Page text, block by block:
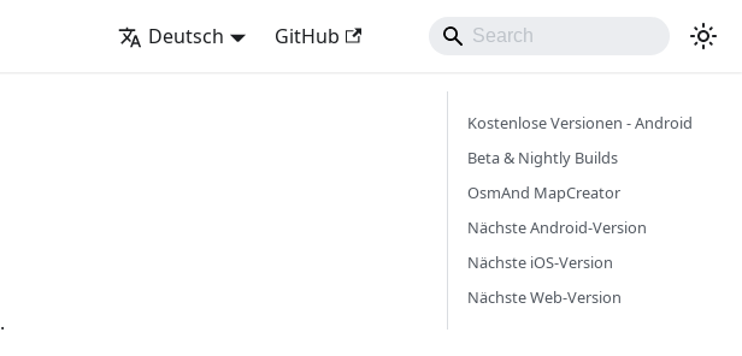
Deutsch GitHub
Kostenlose Versionen - Android
Beta & Nightly Builds
OsmAnd MapCreator
Nächste Android-Version
Nächste iOS-Version
Nächste Web-Version